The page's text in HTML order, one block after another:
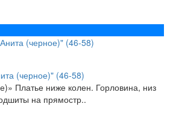
(черное)" (46-58)
Платье ниже колен. Горловина, низ
на прямостр..